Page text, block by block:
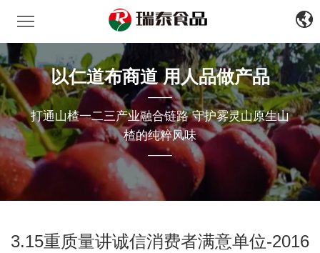
文
EN
瑞泰食品
以仁道布商道 用人品做产品
——
打通山楂一二三产业融合链路 守护雾灵山原生山
楂的纯粹风味
——
3.15重质量讲诚信消费者满意单位-2016